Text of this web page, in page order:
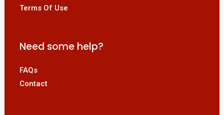
Terms Of Use
Need some help?
FAQs
Contact